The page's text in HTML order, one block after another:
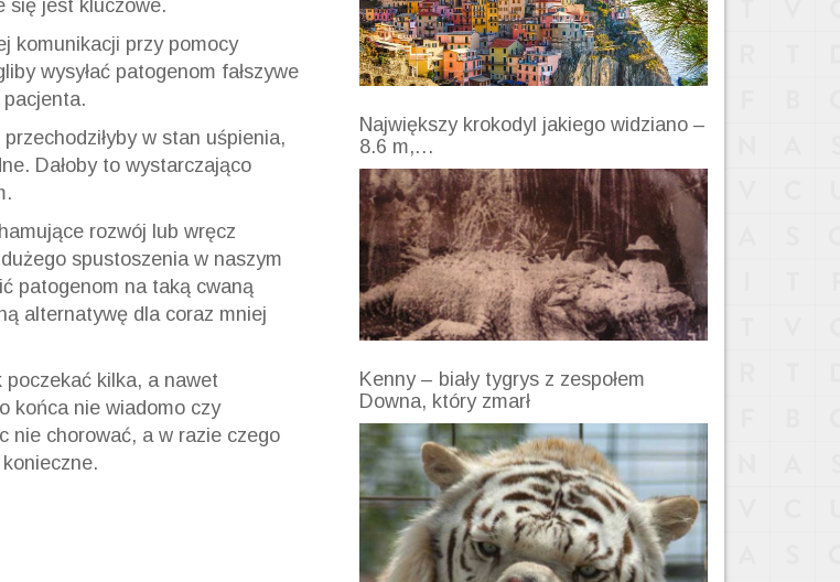
się jest kluczowe.
komunikacji przy pomocy
wysyłać patogenom fałszywe
w stan uśpienia,
Dałoby to wystarczająco
rozwój lub wręcz
spustoszenia w naszym
patogenom na taką cwaną
alternatywę dla coraz mniej
poczekać kilka, a nawet
końca nie wiadomo czy
nie chorować, a w razie czego
Największy krokodyl jakiego widziano –
8.6 m,…
Kenny – biały tygrys z zespołem
Downa, który zmarł